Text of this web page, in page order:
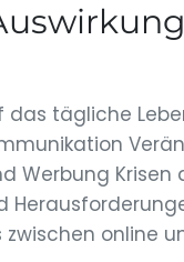
das tägliche
Werbung
online